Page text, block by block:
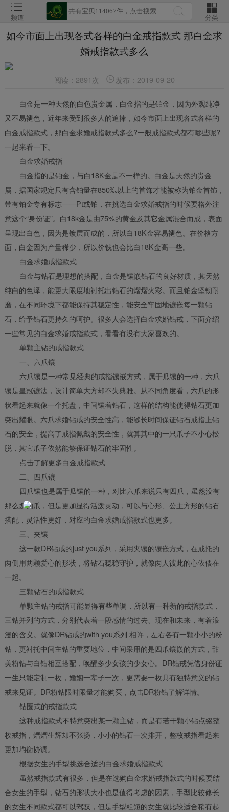
频道 分类
如今市面上出现各式各样的白金戒指款式 那白金求
婚戒指款式多么
阅读：2891次 发布：2019-09-20
白金是一种天然的白色贵金属，白金指的是铂金，因为外观纯净
又不易褪色，近年来受到很多人的追捧，如今市面上出现各式各样的
白金戒指款式，那白金求婚戒指款式多么?一般戒指款式都有哪些呢?
一起来看一下。
白金求婚戒指
白金指的是铂金，与白18K金是不一样的。白金是天然的贵金
属，据国家规定只有含铂量在850‰以上的首饰才能被称为铂金首饰，
带有铂金专有标志——Pt或铂，在挑选白金求婚戒指的时候要格外注
意这个“身份证”。白18k金是由75%的黄金及其它金属混合而成，表面
呈现出白色，因为是镀层而成的，所以白18K金容易褪色。在价格方
面，白金因为产量稀少，所以价钱也会比白18K金高一些。
白金求婚戒指款式
白金与钻石是理想的搭配，白金是镶嵌钻石的良好材质，其天然
纯白的色泽，能更大限度地衬托出钻石的熠熠火彩。而且铂金坚韧耐
磨，在不同环境下都能保持其稳定性，能安全牢固地镶嵌每一颗钻
石，给予钻石更持久的呵护。很多人会选择白金求婚钻戒，下面介绍
一些常见的白金求婚戒指款式，看看有没有大家喜欢的。
单颗主钻的戒指款式
一、六爪镶
六爪镶是一种常见经典的戒指镶嵌方式，属于瓜镶的一种，六爪
镶是皇冠镶法，设计简单大方却不失典雅。从不同角度看，六爪的形
状看起来就像一个托盘，中间镶着钻石，这样的结构能使得钻石更加
突出耀眼。六爪求婚钻戒的安全性高，能够长时间保证钻石戒指上钻
石的安全，提高了戒指佩戴的安全性，就算其中的一只爪子不小心松
脱，其它爪子依然能够保证钻石的牢固性。
点击了解更多白金戒指款式
二、四爪镶
四爪镶也是属于瓜镶的一种，对比六爪来说只有四爪，虽然没有
那么多的爪，但是更加显得活泼灵动，可以与心形、公主方形的钻石
搭配，灵活性更好，对应的白金求婚戒指款式也更多。
三、夹镶
这一款DR钻戒的just you系列，采用夹镶的镶嵌方式，在戒托的
两侧用两颗爱心的形状，将钻石稳稳守护，就像两人彼此的心依偎在
一起。
三颗钻石的戒指款式
单颗主钻的戒指可能显得有些单调，所以有一种新的戒指款式，
三钻并列的方式，分别代表着一段感情的过去、现在和未来，有着浪
漫的含义。就像DR钻戒的with you系列 相许，左右各有一颗小小的粉
钻，更衬托中间主钻的重要地位，中间采用的是四爪镶嵌的方式，甜
美粉钻与白钻相互搭配，唤醒多少女孩的少女心。DR钻戒凭借身份证
一生只能定制一枚，婚姻一辈子一次，更需要一枚具有独特意义的钻
戒来见证。DR粉钻限时限量才能购买，点击DR粉钻了解详情。
钻圈式的戒指款式
这种戒指款式不特意突出某一颗主钻，而是有若干颗小钻点缀整
枚戒指，熠熠生辉却不张扬，小小的钻石一次排开，整枚戒指看起来
更加均衡协调。
根据女生的手型挑选合适的白金求婚戒指款式
虽然戒指款式有很多，但是在选购白金求婚戒指款式的时候要结
合女生的手型，钻石的形状大小也是值得考虑的因素，手型比较修长
的女生不同款式都可以驾驭，但是手型粗短的女生就比较适合稍有起